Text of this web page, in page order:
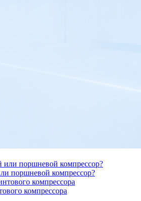
поршневой компрессор?
компрессора